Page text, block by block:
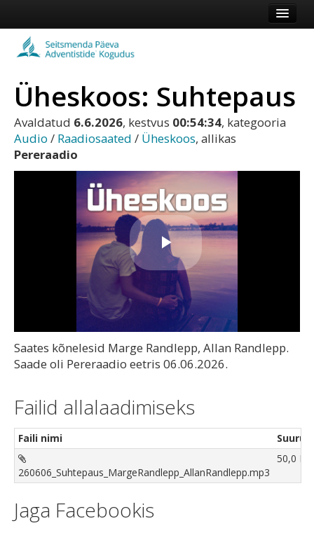
Koduleht
Vaata veel
Üheskoos: Suhtepaus
Avaldatud 6.6.2026, kestvus 00:54:34, kategooria
Audio / Raadiosaated / Üheskoos, allikas
Pereraadio
Play
Video
Saates kõnelesid Marge Randlepp, Allan Randlepp.
Saade oli Pereraadio eetris 06.06.2026.
Failid allalaadimiseks
Faili nimi Suurus
260606_Suhtepaus_MargeRandlepp_AllanRandlepp.mp3
50,0
Jaga Facebookis